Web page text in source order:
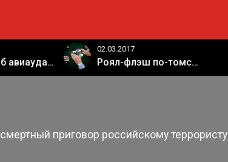
США сообщили об авиаударе России по арабской коалиции в Сирии
02.03.2017
Роял-флэш по-томски
смертный приговор российскому террористу